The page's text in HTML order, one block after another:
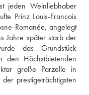
jeden Weinliebhaber
Prinz Louis-François
Romanée, angelegt
Jahre später starb der
das Grundstück
Höchstbietenden
große Parzelle in
prestigeträchtigsten